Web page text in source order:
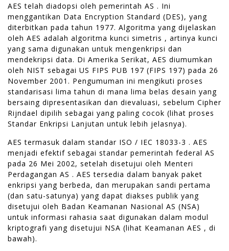
AES telah diadopsi oleh pemerintah AS . Ini
menggantikan Data Encryption Standard (DES), yang
diterbitkan pada tahun 1977. Algoritma yang dijelaskan
oleh AES adalah algoritma kunci simetris , artinya kunci
yang sama digunakan untuk mengenkripsi dan
mendekripsi data. Di Amerika Serikat, AES diumumkan
oleh NIST sebagai US FIPS PUB 197 (FIPS 197) pada 26
November 2001. Pengumuman ini mengikuti proses
standarisasi lima tahun di mana lima belas desain yang
bersaing dipresentasikan dan dievaluasi, sebelum Cipher
Rijndael dipilih sebagai yang paling cocok (lihat proses
Standar Enkripsi Lanjutan untuk lebih jelasnya).
AES termasuk dalam standar ISO / IEC 18033-3 . AES
menjadi efektif sebagai standar pemerintah federal AS
pada 26 Mei 2002, setelah disetujui oleh Menteri
Perdagangan AS . AES tersedia dalam banyak paket
enkripsi yang berbeda, dan merupakan sandi pertama
(dan satu-satunya) yang dapat diakses publik yang
disetujui oleh Badan Keamanan Nasional AS (NSA)
untuk informasi rahasia saat digunakan dalam modul
kriptografi yang disetujui NSA (lihat Keamanan AES , di
bawah).